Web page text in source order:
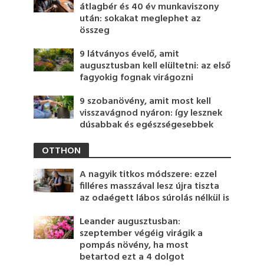
átlagbér és 40 év munkaviszony
után: sokakat meglephet az
összeg
9 látványos évelő, amit
augusztusban kell elültetni: az első
fagyokig fognak virágozni
9 szobanövény, amit most kell
visszavágnod nyáron: így lesznek
dúsabbak és egészségesebbek
OTTHON
A nagyik titkos módszere: ezzel
filléres masszával lesz újra tiszta
az odaégett lábos súrolás nélkül is
Leander augusztusban:
szeptember végéig virágik a
pompás növény, ha most
betartod ezt a 4 dolgot